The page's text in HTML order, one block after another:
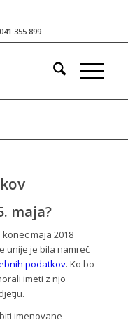
355 899
maja?
maja 2018
unije je bila namreč
podatkov. Ko bo
imeti z njo
imenovane